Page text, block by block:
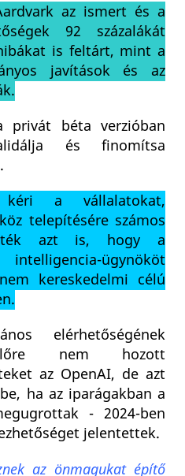
az ismert és a
92 százalákát
is feltárt, mint a
javítások és az
privát béta verzióban
és finomítsa
a vállalatokat,
telepítésére számos
azt is, hogy a
ügynököt
kereskedelmi célú
elérhetőségének
nem hozott
az OpenAI, de azt
ha az iparágakban a
- 2024-ben
jelentettek.
az önmagukat építő